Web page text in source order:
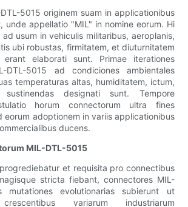
5015 originem suam in applicationibus
unde appellatio "MIL" in nomine eorum. Hi
usum in vehiculis militaribus, aeroplanis,
ubi robustas, firmitatem, et diuturnitatem
erant elaborati sunt. Primae iterationes
DTL-5015 ad condiciones ambientales
temperaturas altas, humiditatem, ictum,
designati sunt. Tempore
horum connectorum ultra fines
eorum adoptionem in variis applicationibus
ducens.
MIL-DTL-5015
et requisita pro connectibus
stricta fiebant, connectores MIL-
mutationes evolutionarias subierunt ut
variarum industriarum